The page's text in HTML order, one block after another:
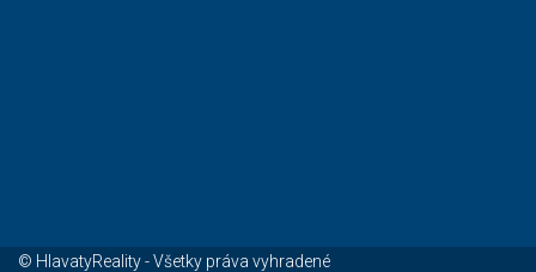
© HlavatyReality - Všetky práva vyhradené